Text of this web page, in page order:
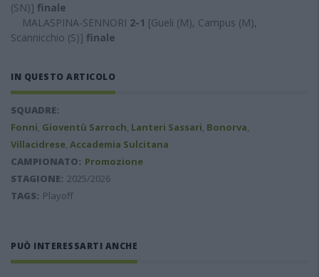
(SN)] finale
MALASPINA-SENNORI 2-1 [Gueli (M), Campus (M),
Scannicchio (S)] finale
IN QUESTO ARTICOLO
SQUADRE:
Fonni, Gioventù Sarroch, Lanteri Sassari, Bonorva,
Villacidrese, Accademia Sulcitana
CAMPIONATO: Promozione
STAGIONE: 2025/2026
TAGS: Playoff
PUÒ INTERESSARTI ANCHE